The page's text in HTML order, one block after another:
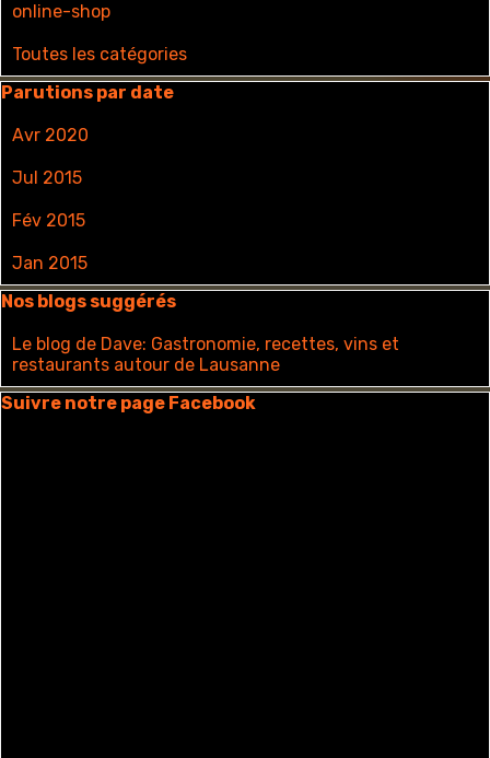
online-shop
Toutes les catégories
Sauter le bloc Parutions par date
Parutions par date
Avr 2020
Jul 2015
Fév 2015
Jan 2015
Sauter le bloc Nos blogs suggérés
Nos blogs suggérés
Le blog de Dave: Gastronomie, recettes, vins et
restaurants autour de Lausanne
Sauter le bloc Suivre notre page Facebook
Suivre notre page Facebook